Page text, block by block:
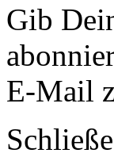
Gib
E-Mail